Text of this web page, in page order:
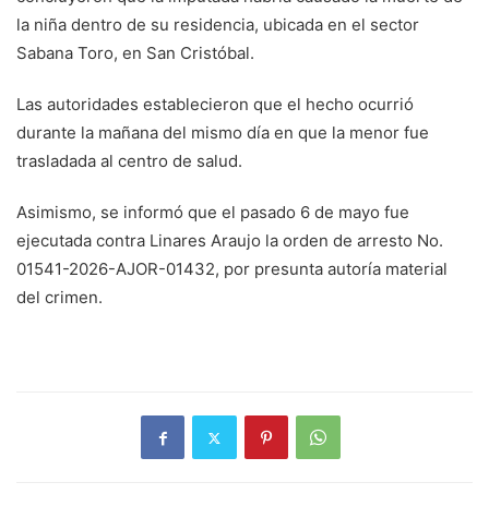
la niña dentro de su residencia, ubicada en el sector
Sabana Toro, en San Cristóbal.
Las autoridades establecieron que el hecho ocurrió
durante la mañana del mismo día en que la menor fue
trasladada al centro de salud.
Asimismo, se informó que el pasado 6 de mayo fue
ejecutada contra Linares Araujo la orden de arresto No.
01541-2026-AJOR-01432, por presunta autoría material
del crimen.